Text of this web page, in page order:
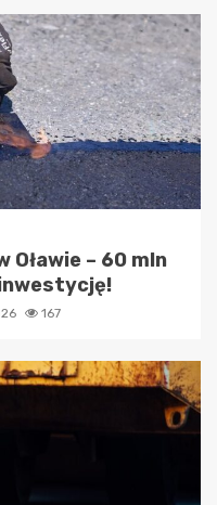
Oławie – 60 mln
inwestycję!
167